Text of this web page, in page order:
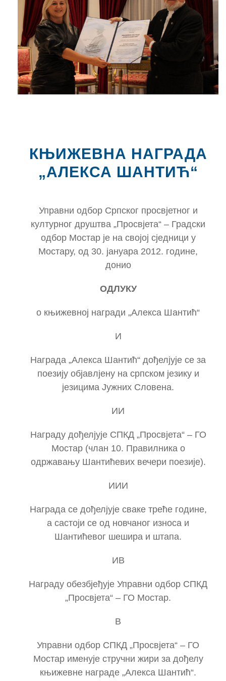
КЊИЖЕВНА НАГРАДА
„АЛЕКСА ШАНТИЋ“
Управни одбор Српског просвјетног и
културног друштва „Просвјета“ – Градски
одбор Мостар је на својој сједници у
Мостару, од 30. јануара 2012. године,
донио
ОДЛУКУ
о књижевној награди „Алекса Шантић“
И
Награда „Алекса Шантић“ дођелјује се за
поезију објавлјену на српском језику и
језицима Јужних Словена.
ИИ
Награду дођелјује СПКД „Просвјета“ – ГО
Мостар (члан 10. Правилника о
одржавању Шантићевих вечери поезије).
ИИИ
Награда се дођелјује сваке треће године,
а састоји се од новчаног износа и
Шантићевог шешира и штапа.
ИВ
Награду обезбјеђује Управни одбор СПКД
„Просвјета“ – ГО Мостар.
В
Управни одбор СПКД „Просвјета“ – ГО
Мостар именује стручни жири за дођелу
књижевне награде „Алекса Шантић“.